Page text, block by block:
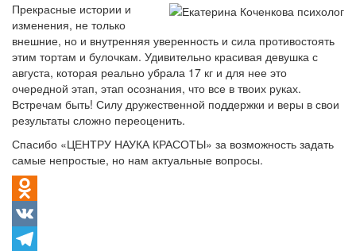
Прекрасные истории и
изменения, не только
внешние, но и внутренняя уверенность и сила противостоять
этим тортам и булочкам. Удивительно красивая девушка с
августа, которая реально убрала 17 кг и для нее это
очередной этап, этап осознания, что все в твоих руках.
Встречам быть! Силу дружественной поддержки и веры в свои
результаты сложно переоценить.
Спасибо «ЦЕНТРУ НАУКА КРАСОТЫ» за возможность задать
самые непростые, но нам актуальные вопросы.
Odnoklassniki
VK